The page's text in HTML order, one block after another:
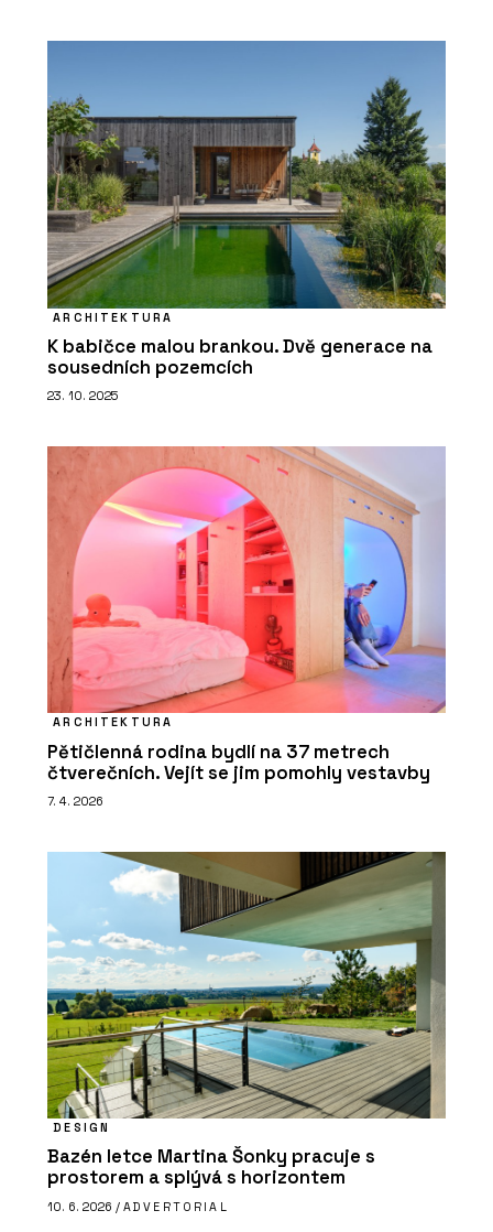
ARCHITEKTURA
K babičce malou brankou. Dvě generace na
sousedních pozemcích
23. 10. 2025
ARCHITEKTURA
Pětičlenná rodina bydlí na 37 metrech
čtverečních. Vejít se jim pomohly vestavby
7. 4. 2026
DESIGN
Bazén letce Martina Šonky pracuje s
prostorem a splývá s horizontem
10. 6. 2026 / ADVERTORIAL